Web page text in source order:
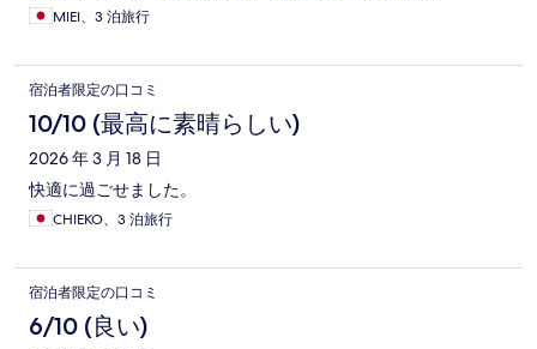
MIEI、3 泊旅行
宿泊者限定の口コミ
10/10 (最高に素晴らしい)
2026 年 3 月 18 日
快適に過ごせました。
CHIEKO、3 泊旅行
宿泊者限定の口コミ
6/10 (良い)